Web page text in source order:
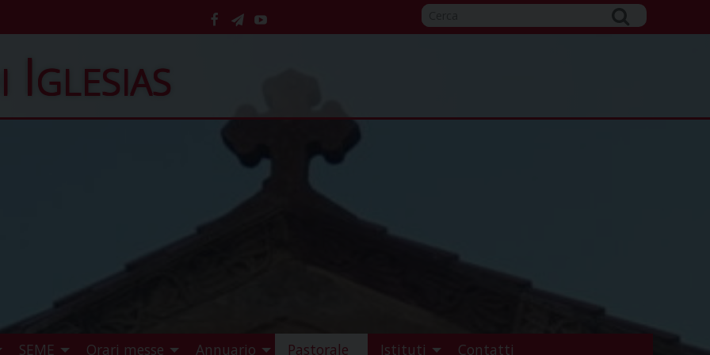
facebook
telegram
YouTube
Iglesias
SEME Orari messe Annuario Pastorale Istituti Contatti